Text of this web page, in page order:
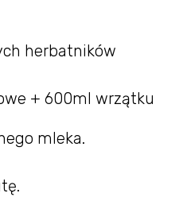
herbatników
+ 600ml wrzątku
mleka.